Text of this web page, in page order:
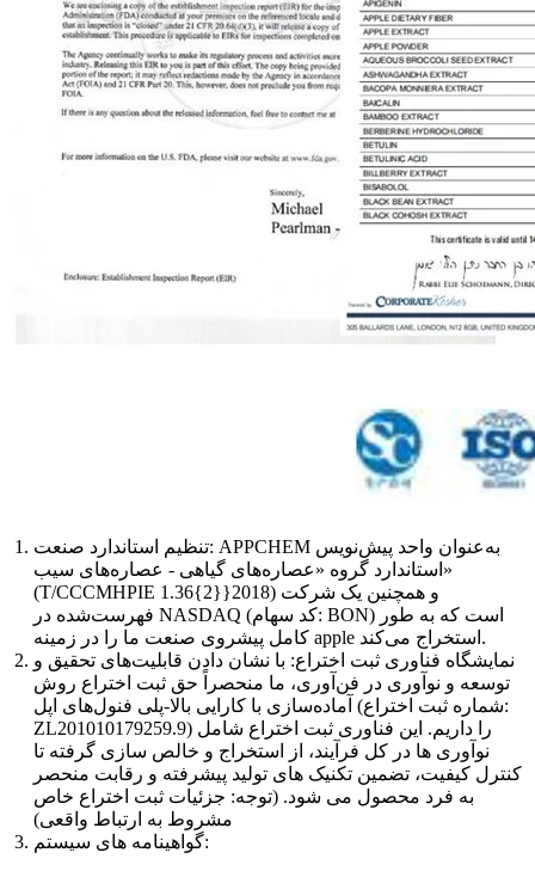
تنظیم استاندارد صنعت: APPCHEM به‌عنوان واحد پیش‌نویس
استاندارد گروه «عصاره‌های گیاهی - عصاره‌های سیب»
(T/CCCMHPIE 1.36{2}}2018) و همچنین یک شرکت
فهرست‌شده در NASDAQ (کد سهام: BON) است که به طور
کامل پیشروی صنعت ما را در زمینه apple استخراج می‌کند.
نمایشگاه فناوری ثبت اختراع: با نشان دادن قابلیت‌های تحقیق و
توسعه و نوآوری در فن‌آوری، ما منحصراً حق ثبت اختراع روش
آماده‌سازی با کارایی بالا-پلی فنول‌های اپل (شماره ثبت اختراع:
ZL201010179259.9) را داریم. این فناوری ثبت اختراع شامل
نوآوری ها در کل فرآیند، از استخراج و خالص سازی گرفته تا
کنترل کیفیت، تضمین تکنیک های تولید پیشرفته و رقابت منحصر
به فرد محصول می شود. (توجه: جزئیات ثبت اختراع خاص
مشروط به ارتباط واقعی)
گواهینامه های سیستم: